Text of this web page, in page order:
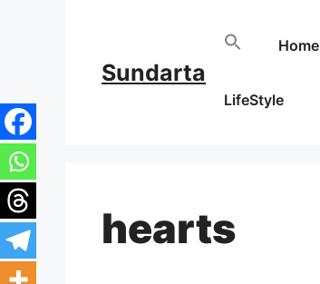
content
Sundarta
Home
LifeStyle
hearts